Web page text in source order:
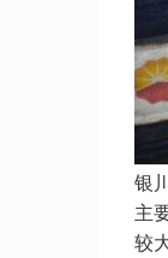
银
主
较